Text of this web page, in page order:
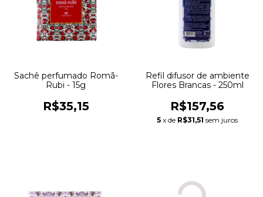
Sachê perfumado Romã-
Rubi - 15g
R$35,15
Refil difusor de ambiente
Flores Brancas - 250ml
R$157,56
5 x de R$31,51 sem juros